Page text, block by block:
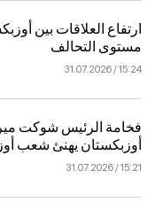
ارتفاع العلاقات بين
مستوى التحالف
15:24 / 31.07.2026
فخامة الرئيس شوكت
أوزبكستان يهنئ شعب
15:21 / 31.07.2026